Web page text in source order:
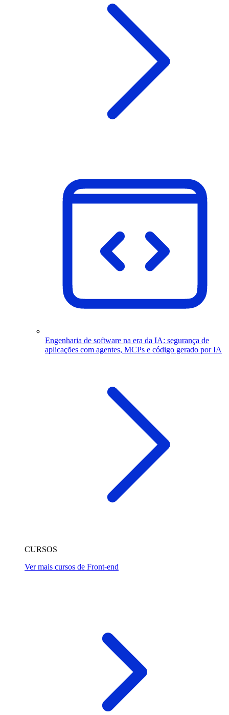
Engenharia de software na era da IA: segurança de
aplicações com agentes, MCPs e código gerado por IA
CURSOS
Ver mais cursos de Front-end